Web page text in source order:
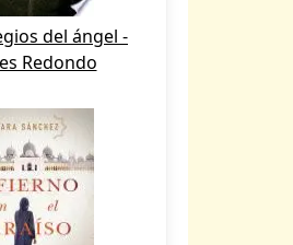
del ángel -
Redondo